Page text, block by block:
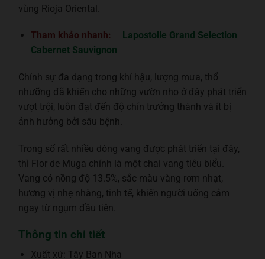
vùng Rioja Oriental.
Tham khảo nhanh:
Lapostolle Grand Selection
Cabernet Sauvignon
Chính sự đa dạng trong khí hậu, lượng mưa, thổ
nhưỡng đã khiến cho những vườn nho ở đây phát triển
vượt trội, luôn đạt đến độ chín trưởng thành và ít bị
ảnh hưởng bởi sâu bệnh.
Trong số rất nhiều dòng vang được phát triển tại đây,
thì Flor de Muga chính là một chai vang tiêu biểu.
Vang có nồng độ 13.5%, sắc màu vàng rơm nhạt,
hương vị nhẹ nhàng, tinh tế, khiến người uống cảm
ngay từ ngụm đầu tiên.
Thông tin chi tiết
Xuất xứ: Tây Ban Nha